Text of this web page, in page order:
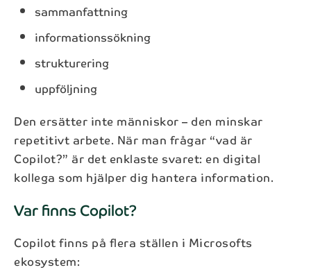
sammanfattning
informationssökning
strukturering
uppföljning
Den ersätter inte människor – den minskar
repetitivt arbete. När man frågar “vad är
Copilot?” är det enklaste svaret: en digital
kollega som hjälper dig hantera information.
Var finns Copilot?
Copilot finns på flera ställen i Microsofts
ekosystem: